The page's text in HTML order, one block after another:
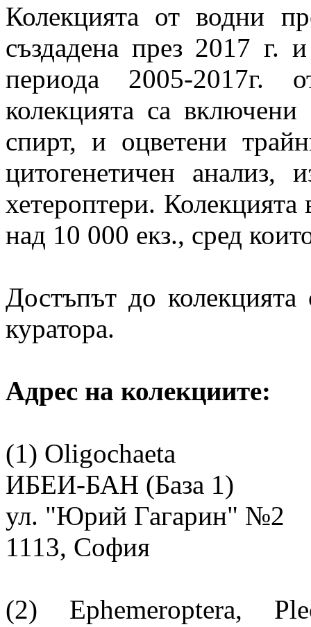
Колекцията от водни
създадена през 2017 г.
периода 2005-
колекцията са
спирт, и оцветени
цитогенетичен анализ,
хетероптери.
над 10 000 екз., сред
Достъпът до колекцията
куратора.
Адрес на колекциите:
(1) Oligochaeta
ИБЕИ-БАН (База 1)
ул. "Юрий Гагарин" №2
1113, София
(2) Ephemeroptera,